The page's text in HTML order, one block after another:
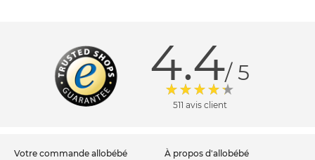
4.4/ 5
511 avis client
votre commande allobébé à propos d'allobébé